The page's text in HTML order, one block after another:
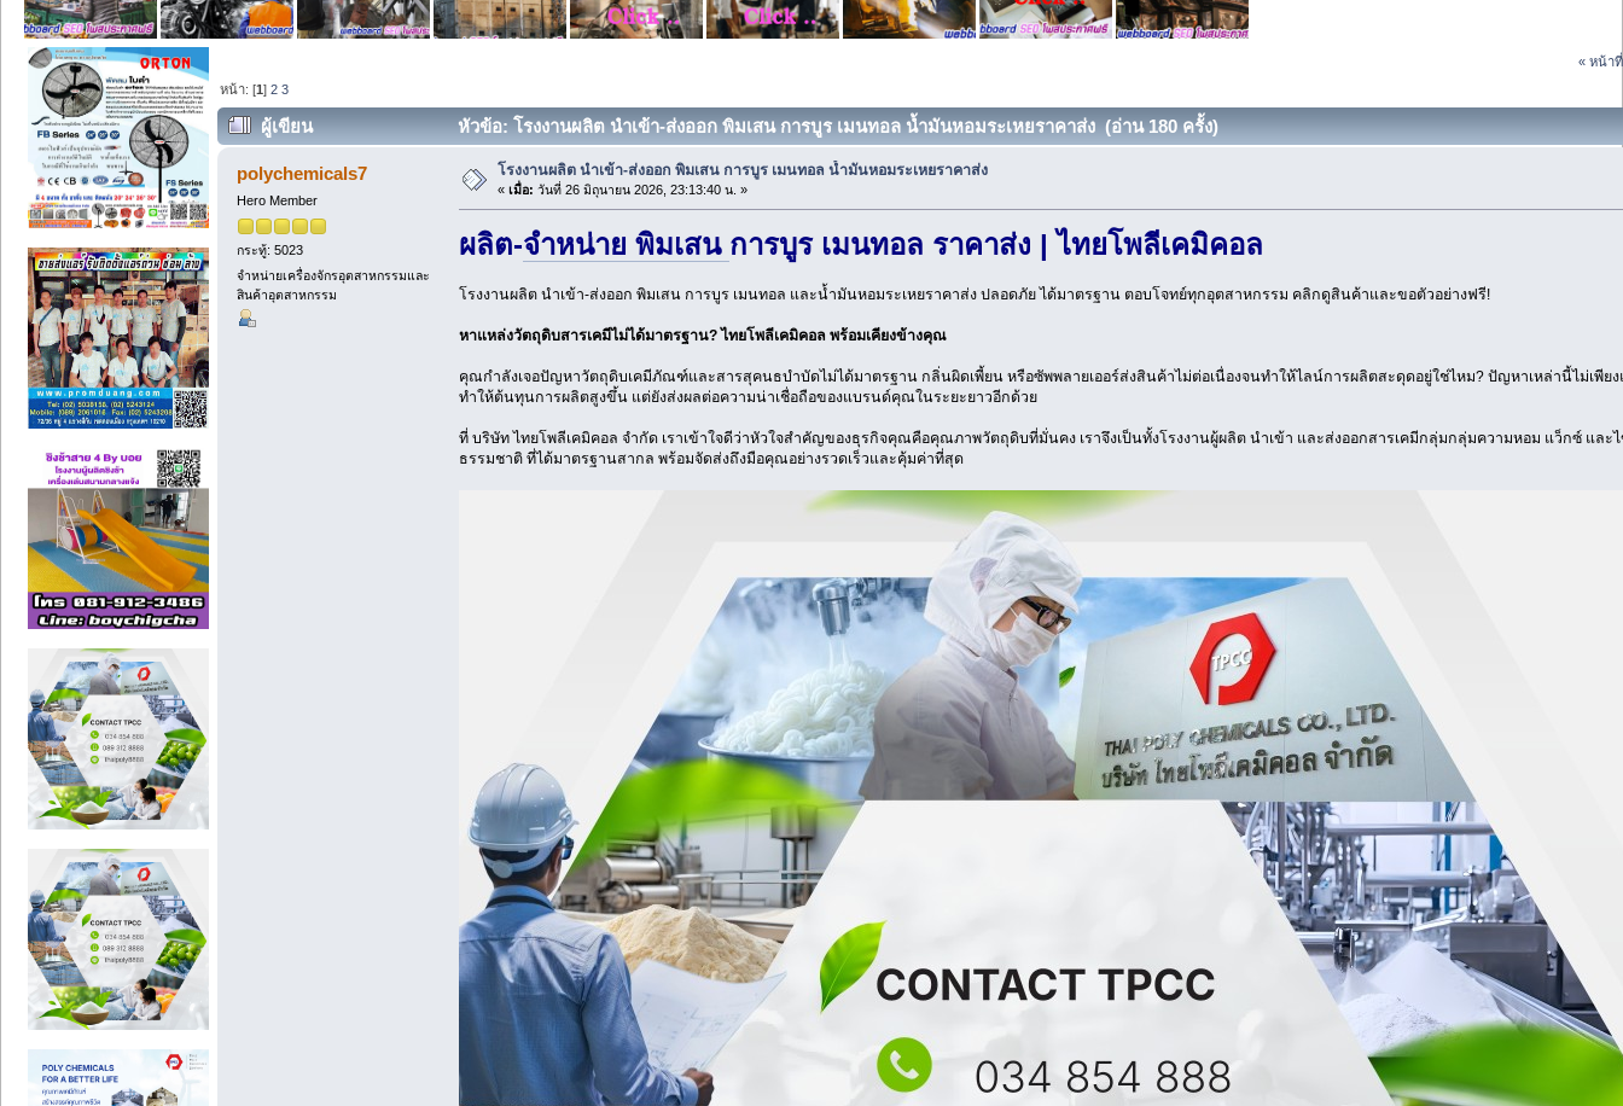
« หน้า
หน้า: [1]2 3
ผู้เขียน หัวข้อ: โรงงานผลิต นำเข้า-ส่งออก พิมเสน การบูร เมนทอล น้ำมันหอมระเหยราคาส่ง (อ่าน 180 ครั้ง)
polychemicals7
Hero Member
กระทู้: 5023
จำหน่ายเครื่องจักรอุตสาหกรรมและ
สินค้าอุตสาหกรรม
โรงงานผลิต นำเข้า-ส่งออก พิมเสน การบูร เมนทอล น้ำมันหอมระเหยราคาส่ง
« เมื่อ: วันที่ 26 มิถุนายน 2026, 23:13:40 น. »
ผลิต-จำหน่าย พิมเสน การบูร เมนทอล ราคาส่ง | ไทยโพลีเคมิคอล
โรงงานผลิต นำเข้า-ส่งออก พิมเสน การบูร เมนทอล และน้ำมันหอมระเหยราคาส่ง ปลอดภัย ได้มาตรฐาน ตอบโจทย์ทุกอุตสาหกรรม คลิกดูสินค้าและขอตัวอย่างฟรี!
หาแหล่งวัตถุดิบสารเคมีไม่ได้มาตรฐาน? ไทยโพลีเคมิคอล พร้อมเคียงข้างคุณ
คุณกำลังเจอปัญหาวัตถุดิบเคมีภัณฑ์และสารสุคนธบำบัดไม่ได้มาตรฐาน กลิ่นผิดเพี้ยน หรือซัพพลายเออร์ส่งสินค้าไม่ต่อเนื่องจนทำให้ไลน์การผลิตสะดุดอยู่ใช่ไหม? ปัญหาเหล่านี้ไม่เพียง
ทำให้ต้นทุนการผลิตสูงขึ้น แต่ยังส่งผลต่อความน่าเชื่อถือของแบรนด์คุณในระยะยาวอีกด้วย
ที่ บริษัท ไทยโพลีเคมิคอล จำกัด เราเข้าใจดีว่าหัวใจสำคัญของธุรกิจคุณคือคุณภาพวัตถุดิบที่มั่นคง เราจึงเป็นทั้งโรงงานผู้ผลิต นำเข้า และส่งออกสารเคมีกลุ่มกลุ่มความหอม แว็กซ์ และ
ธรรมชาติ ที่ได้มาตรฐานสากล พร้อมจัดส่งถึงมือคุณอย่างรวดเร็วและคุ้มค่าที่สุด